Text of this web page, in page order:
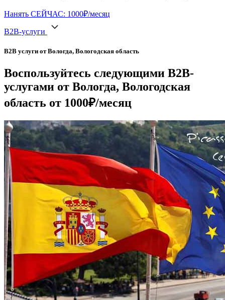
Нанять СЕЙЧАС: 1000₽/месяц
B2B-услуги
B2B услуги от Вологда, Вологодская область
Воспользуйтесь следующими B2B-
услугами от Вологда, Вологодская
область от 1000₽/месяц